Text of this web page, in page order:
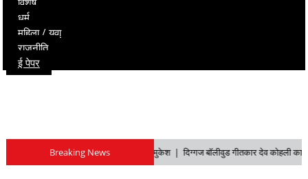
धर्म
महिला / युवा
राजनीति
ई पेपर
Breaking News
पार्श्वगायक नहीं अभिनेता बनना चाहते थे मुकेश |दिग्गज बॉलीवुड गीतकार देव कोहली का